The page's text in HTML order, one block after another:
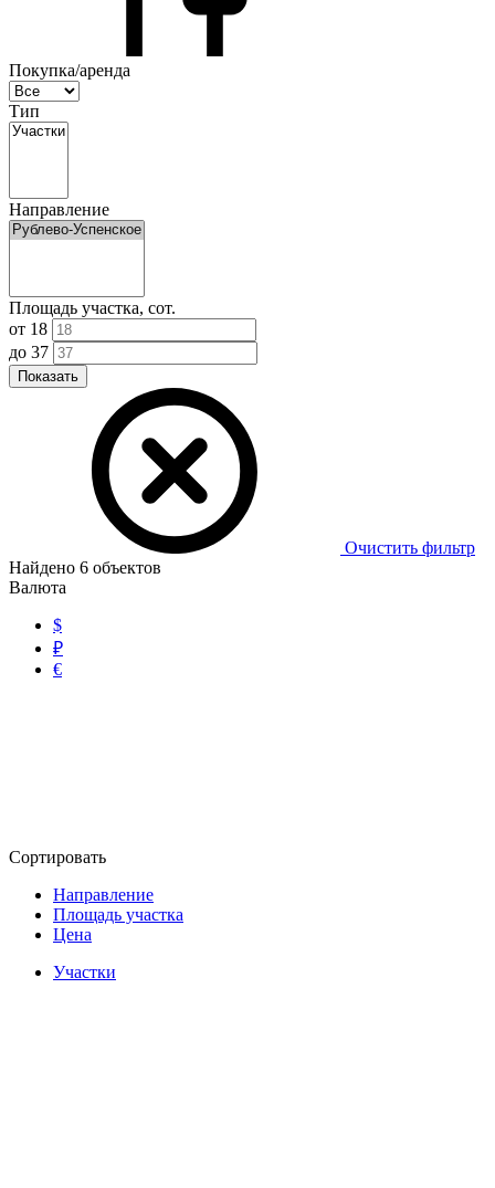
Покупка/аренда
Тип
Направление
Площадь участка, сот.
от 18
до 37
Показать
Очистить фильтр
Найдено 6 объектов
Валюта
$
₽
€
Сортировать
Направление
Площадь участка
Цена
Участки